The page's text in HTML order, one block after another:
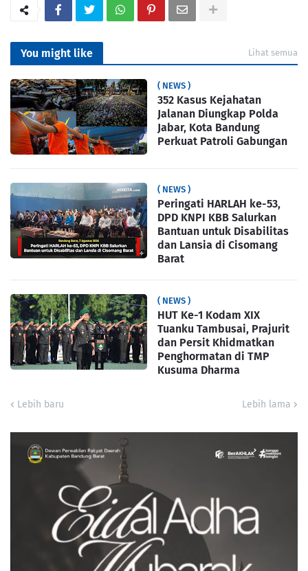
You might like Lihat semua
( NEWS )
352 Kasus Kejahatan
Jalanan Diungkap Polda
Jabar, Kota Bandung
Perkuat Patroli Gabungan
( NEWS )
Peringati HARLAH ke-53,
DPD KNPI KBB Salurkan
Bantuan untuk Disabilitas
dan Lansia di Cisomang
Barat
( NEWS )
HUT Ke-1 Kodam XIX
Tuanku Tambusai, Prajurit
dan Persit Khidmatkan
Penghormatan di TMP
Kusuma Dharma
Lebih baru Lebih lama